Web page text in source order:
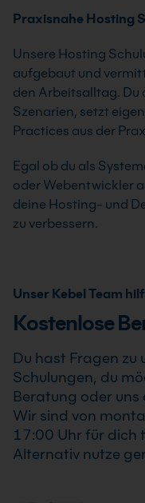
Praxisnahe Hosting
Unsere Hosting
aufgebaut und
den Arbeitsalltag. Du
Szenarien, setzt
Practices aus der
Egal ob du als
oder Webentwickler
deine Hosting- und
zu verbessern.
Unser Kebel Team
Kostenlose
Du hast Fragen zu
Schulungen, du
Beratung oder uns
Wir sind von
17:00 Uhr für dich
Alternativ nutze